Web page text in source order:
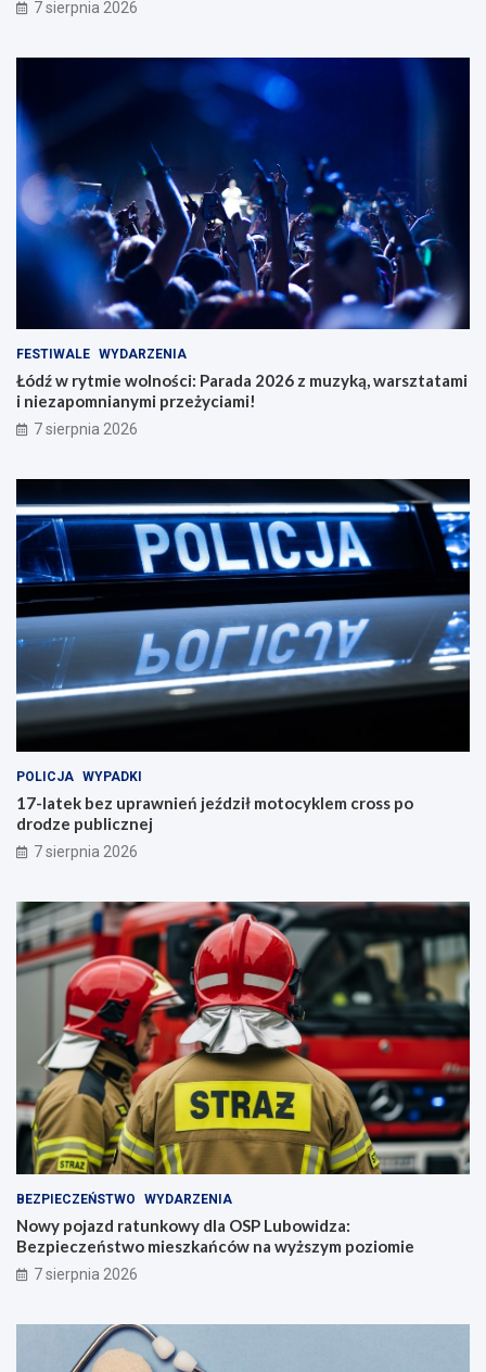
7 sierpnia 2026
FESTIWALE WYDARZENIA
Łódź w rytmie wolności: Parada 2026 z muzyką, warsztatami
i niezapomnianymi przeżyciami!
7 sierpnia 2026
POLICJA WYPADKI
17-latek bez uprawnień jeździł motocyklem cross po
drodze publicznej
7 sierpnia 2026
BEZPIECZEŃSTWO WYDARZENIA
Nowy pojazd ratunkowy dla OSP Lubowidza:
Bezpieczeństwo mieszkańców na wyższym poziomie
7 sierpnia 2026